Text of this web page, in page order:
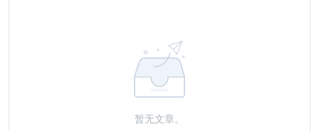
暂无文章。